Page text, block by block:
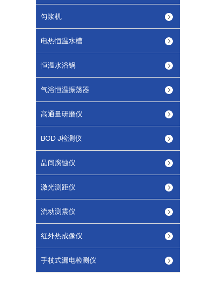
匀浆机
电热恒温水槽
恒温水浴锅
气浴恒温振荡器
高通量研磨仪
BOD J检测仪
晶间腐蚀仪
激光测距仪
流动测震仪
红外热成像仪
手杖式漏电检测仪